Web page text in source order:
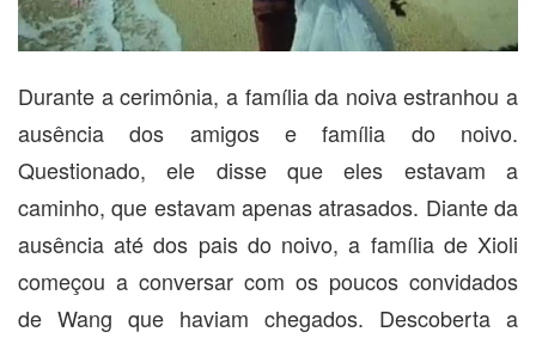
Durante a cerimônia, a família da noiva estranhou a
ausência dos amigos e família do noivo.
Questionado, ele disse que eles estavam a
caminho, que estavam apenas atrasados. Diante da
ausência até dos pais do noivo, a família de Xioli
começou a conversar com os poucos convidados
de Wang que haviam chegados. Descoberta a